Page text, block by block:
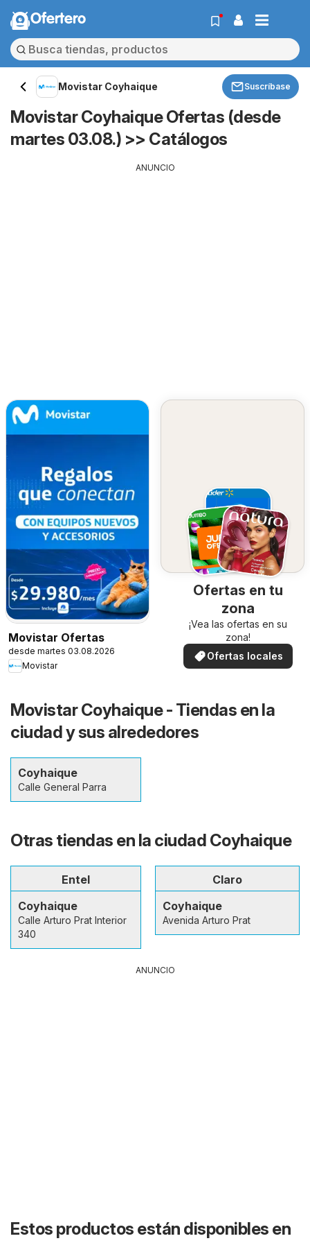
Ofertero
Movistar Coyhaique Suscríbase
Movistar Coyhaique Ofertas (desde
martes 03.08.) >> Catálogos
ANUNCIO
Movistar Ofertas
desde martes 03.08.2026
Movistar
Ofertas en tu
zona
¡Vea las ofertas en su
zona!
Ofertas locales
Movistar Coyhaique - Tiendas en la
ciudad y sus alrededores
Coyhaique
Calle General Parra
Otras tiendas en la ciudad Coyhaique
Entel
Coyhaique
Calle Arturo Prat Interior
340
Claro
Coyhaique
Avenida Arturo Prat
ANUNCIO
Estos productos están disponibles en